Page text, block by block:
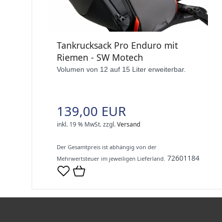
Tankrucksack Pro Enduro mit
Riemen - SW Motech
Volumen von 12 auf 15 Liter erweiterbar.
139,00 EUR
inkl. 19 % MwSt.zzgl.Versand
Der Gesamtpreis ist abhängig von der
Mehrwertsteuer im jeweiligen Lieferland. 72601184